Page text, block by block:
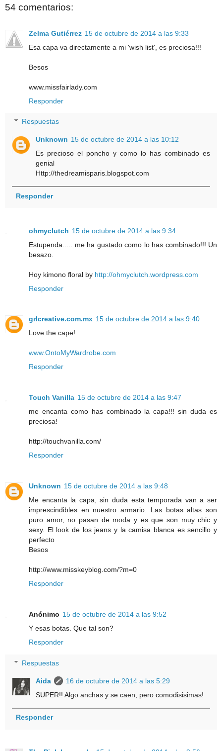
54 comentarios:
Zelma Gutiérrez 15 de octubre de 2014 a las 9:33
Esa capa va directamente a mi 'wish list', es preciosa!!!
Besos
www.missfairlady.com
Responder
Respuestas
Unknown 15 de octubre de 2014 a las 10:12
Es precioso el poncho y como lo has combinado es
genial
Http://thedreamisparis.blogspot.com
Responder
ohmyclutch 15 de octubre de 2014 a las 9:34
Estupenda..... me ha gustado como lo has combinado!!! Un
besazo.
Hoy kimono floral by http://ohmyclutch.wordpress.com
Responder
grlcreative.com.mx 15 de octubre de 2014 a las 9:40
Love the cape!
www.OntoMyWardrobe.com
Responder
Touch Vanilla 15 de octubre de 2014 a las 9:47
me encanta como has combinado la capa!!! sin duda es
preciosa!
http://touchvanilla.com/
Responder
Unknown 15 de octubre de 2014 a las 9:48
Me encanta la capa, sin duda esta temporada van a ser
imprescindibles en nuestro armario. Las botas altas son
puro amor, no pasan de moda y es que son muy chic y
sexy. El look de los jeans y la camisa blanca es sencillo y
perfecto
Besos
http://www.misskeyblog.com/?m=0
Responder
Anónimo 15 de octubre de 2014 a las 9:52
Y esas botas. Que tal son?
Responder
Respuestas
Aida
16 de octubre de 2014 a las 5:29
SUPER!! Algo anchas y se caen, pero comodisisimas!
Responder